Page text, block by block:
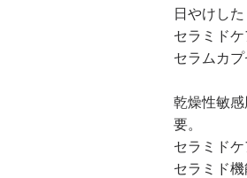
日やけし
セラミド
セラムカ
乾燥性敏
要。
セラミド
セラミド